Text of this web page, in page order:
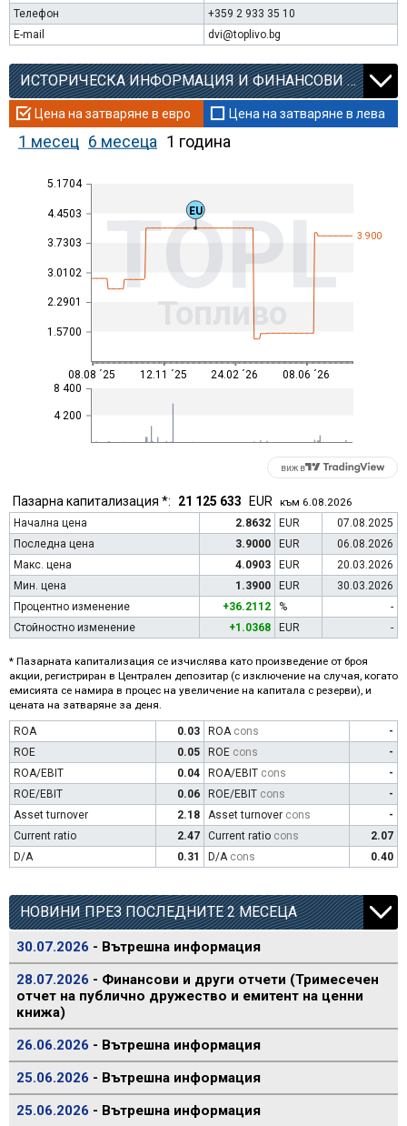
Телефон
+359 2 933 35 10
E-mail
dvi@toplivo.bg
ИСТОРИЧЕСКА ИНФОРМАЦИЯ И ФИНАНСОВИ КОЕФИЦИЕНТИ
Цена на затваряне в евро Цена на затваряне в лева
1 месец 6 месеца 1 година
1.5700
2.2901
3.0102
3.7303
4.4503
5.1704
TOPL
Топливо
4 200
8 400
3.900
08.08 ´25 12.11 ´25 24.02 ´26 08.06 ´26
EU
виж в
Пазарна капитализация *: 21 125 633 EUR към 6.08.2026
Начална цена
2.8632 EUR
07.08.2025
Последна цена
3.9000 EUR
06.08.2026
Макс. цена
4.0903 EUR
20.03.2026
Мин. цена
1.3900 EUR
30.03.2026
Процентно изменение
+36.2112 %
-
Стойностно изменение
+1.0368 EUR -
* Пазарната капитализация се изчислява като произведение от броя
акции, регистриран в Централен депозитар (с изключение на случая, когато
емисията се намира в процес на увеличение на капитала с резерви), и
цената на затваряне за деня.
ROA 0.03 ROA cons
-
ROE
0.05 ROE cons
-
ROA/EBIT
0.04 ROA/EBIT cons
-
ROE/EBIT
0.06 ROE/EBIT cons
-
Asset turnover
2.18 Asset turnover cons
-
Current ratio
2.47 Current ratio cons
2.07
D/A
0.31 D/A cons 0.40
НОВИНИ ПРЕЗ ПОСЛЕДНИТЕ 2 МЕСЕЦА
30.07.2026 - Вътрешна информация
28.07.2026 - Финансови и други отчети (Тримесечен
отчет на публично дружество и емитент на ценни
книжа)
26.06.2026 - Вътрешна информация
25.06.2026 - Вътрешна информация
25.06.2026 - Вътрешна информация